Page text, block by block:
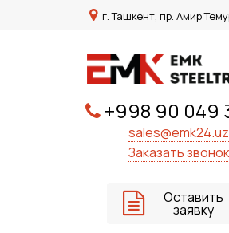
г. Ташкент, пр. Амир
+998 90 049
sales@emk24.uz
Заказать звонок
Оставить
заявку